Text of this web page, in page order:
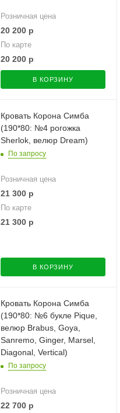
Розничная цена
20 200 р
По карте
20 200 р
В КОРЗИНУ
Кровать Корона Симба
(190*80: №4 рогожка
Sherlok, велюр Dream)
По запросу
Розничная цена
21 300 р
По карте
21 300 р
В КОРЗИНУ
Кровать Корона Симба
(190*80: №6 букле Pique,
велюр Brabus, Goya,
Sanremo, Ginger, Marsel,
Diagonal, Vertical)
По запросу
Розничная цена
22 700 р